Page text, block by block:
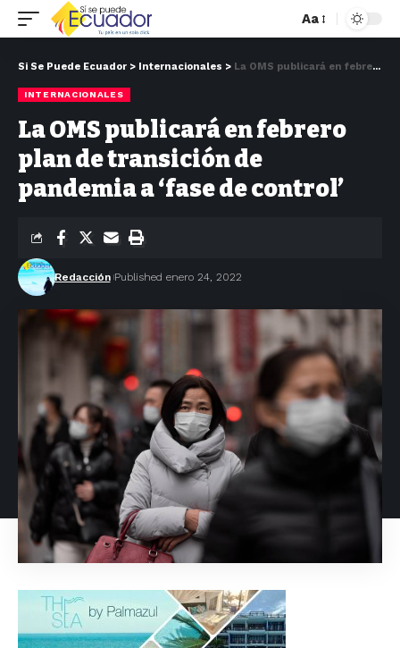
Aa
Si Se Puede Ecuador > Internacionales > La OMS publicará en febrero plan de transición de pandemia a ‘fase de control’
INTERNACIONALES
La OMS publicará en febrero
plan de transición de
pandemia a ‘fase de control’
Redacción Published enero 24, 2022